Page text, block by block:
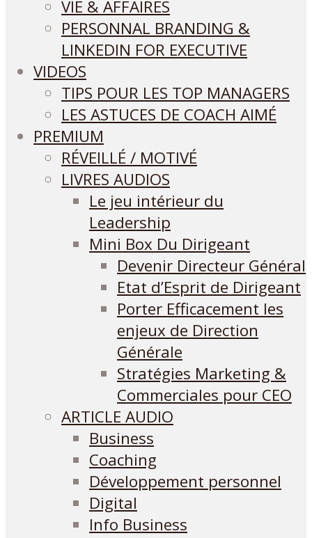
VIE & AFFAIRES
PERSONNAL BRANDING &
LINKEDIN FOR EXECUTIVE
VIDEOS
TIPS POUR LES TOP MANAGERS
LES ASTUCES DE COACH AIMÉ
PREMIUM
RÉVEILLÉ / MOTIVÉ
LIVRES AUDIOS
Le jeu intérieur du
Leadership
Mini Box Du Dirigeant
Devenir Directeur Général
Etat d’Esprit de Dirigeant
Porter Efficacement les
enjeux de Direction
Générale
Stratégies Marketing &
Commerciales pour CEO
ARTICLE AUDIO
Business
Coaching
Développement personnel
Digital
Info Business